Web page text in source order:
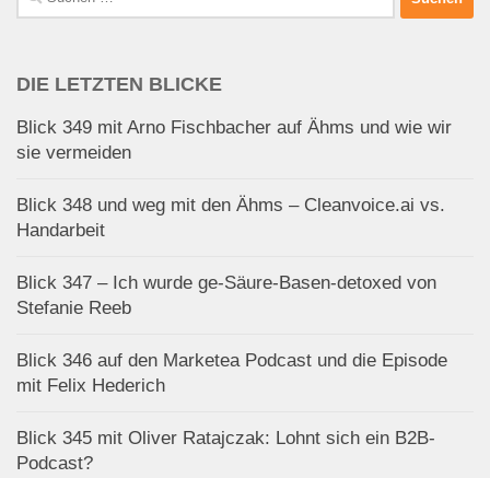
nach:
DIE LETZTEN BLICKE
Blick 349 mit Arno Fischbacher auf Ähms und wie wir
sie vermeiden
Blick 348 und weg mit den Ähms – Cleanvoice.ai vs.
Handarbeit
Blick 347 – Ich wurde ge-Säure-Basen-detoxed von
Stefanie Reeb
Blick 346 auf den Marketea Podcast und die Episode
mit Felix Hederich
Blick 345 mit Oliver Ratajczak: Lohnt sich ein B2B-
Podcast?